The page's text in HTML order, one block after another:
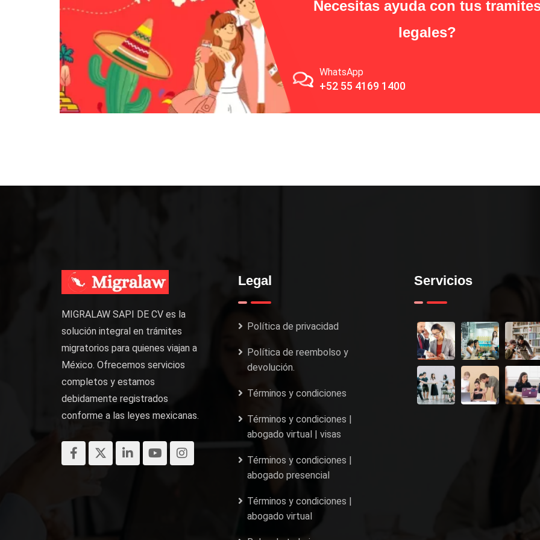
Necesitas ayuda con tus
legales?
WhatsApp
+52 55 4169 1400
MIGRALAW SAPI DE CV es la
solución integral en trámites
migratorios para quienes viajan a
México. Ofrecemos servicios
completos y estamos
debidamente registrados
conforme a las leyes mexicanas.
Legal
Política de privacidad
Política de reembolso y
devolución.
Términos y condiciones
Términos y condiciones |
abogado virtual | visas
Términos y condiciones |
abogado presencial
Términos y condiciones |
abogado virtual
Servicios